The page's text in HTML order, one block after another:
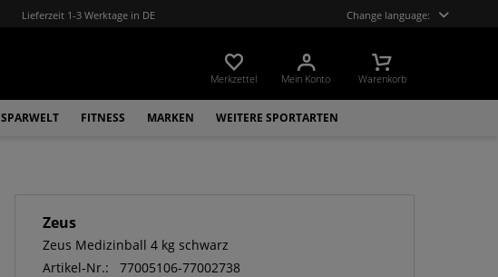
Lieferzeit 1-3 Werktage in DE Change language:
Merkzettel Mein Konto Warenkorb
SPARWELT FITNESS MARKEN WEITERE SPORTARTEN
Zeus
Zeus Medizinball 4 kg schwarz
Artikel-Nr.:
77005106-77002738